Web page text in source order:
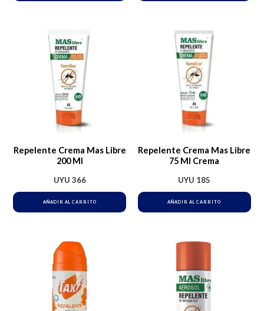
Repelente Crema Mas Libre
200 Ml
UYU 366
AÑADIR AL CARRITO
Repelente Crema Mas Libre
75 Ml Crema
UYU 185
AÑADIR AL CARRITO